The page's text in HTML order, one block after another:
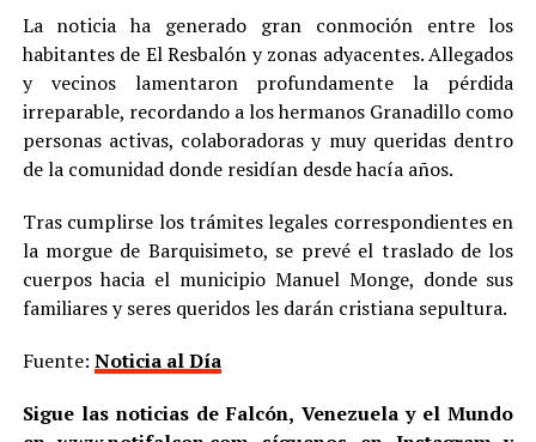
La noticia ha generado gran conmoción entre los
habitantes de El Resbalón y zonas adyacentes. Allegados
y vecinos lamentaron profundamente la pérdida
irreparable, recordando a los hermanos Granadillo como
personas activas, colaboradoras y muy queridas dentro
de la comunidad donde residían desde hacía años.
Tras cumplirse los trámites legales correspondientes en
la morgue de Barquisimeto, se prevé el traslado de los
cuerpos hacia el municipio Manuel Monge, donde sus
familiares y seres queridos les darán cristiana sepultura.
Fuente: Noticia al Día
Sigue las noticias de Falcón, Venezuela y el Mundo